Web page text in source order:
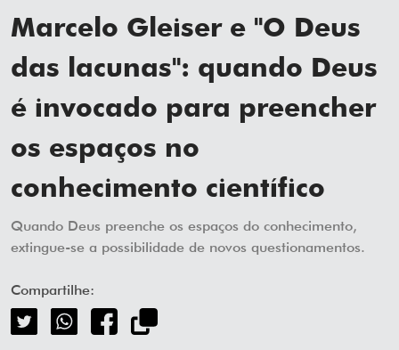
Marcelo Gleiser e "O Deus
das lacunas": quando Deus
é invocado para preencher
os espaços no
conhecimento científico
Quando Deus preenche os espaços do conhecimento,
extingue-se a possibilidade de novos questionamentos.
Compartilhe: